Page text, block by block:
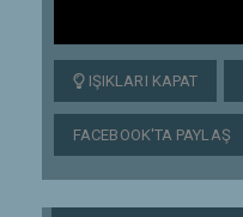
IŞIKLARI KAPAT
FACEBOOK'TA PAYLAŞ